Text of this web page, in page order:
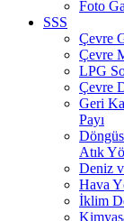
Foto
SSS
Çevre
Çevre
LPG
Çevre
Geri
Payı
Atık
Deniz
Hava
İklim